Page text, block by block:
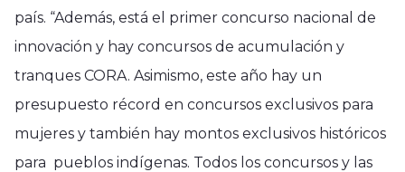
país. “Además, está el primer concurso nacional de
innovación y hay concursos de acumulación y
tranques CORA. Asimismo, este año hay un
presupuesto récord en concursos exclusivos para
mujeres y también hay montos exclusivos históricos
para pueblos indígenas. Todos los concursos y las